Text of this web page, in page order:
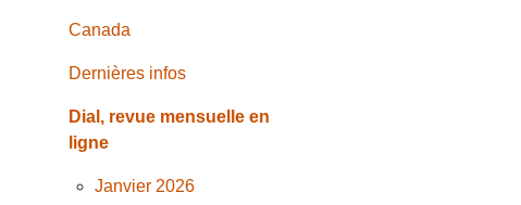
Canada
Dernières infos
Dial, revue mensuelle en
ligne
Janvier 2026